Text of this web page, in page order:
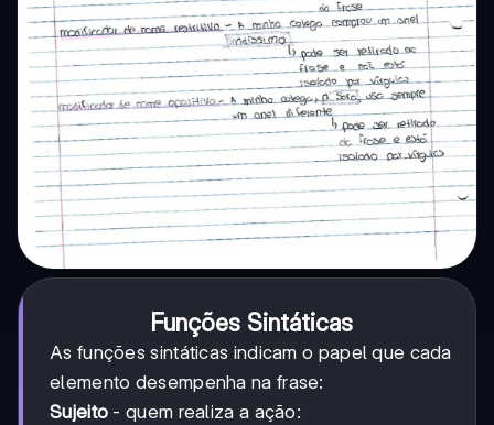
Funções Sintáticas
As funções sintáticas indicam o papel que cada
elemento desempenha na frase:
Sujeito - quem realiza a ação: